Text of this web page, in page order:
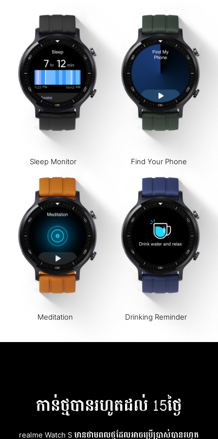
Sleep Monitor Find Your Phone
Meditation Drinking Reminder
កាន់ថ្មបានរហូតដល់ 15ថ្ងៃ
realme Watch S មានថាមពលថ្មដែលអាចប្រើប្រាស់បានរហូត